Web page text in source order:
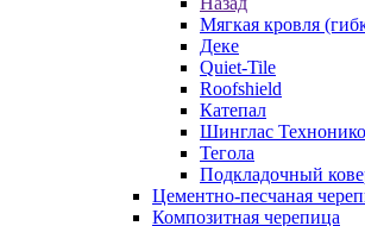
Мягкая кровля
Деке
Quiet-Tile
Roofshield
Катепал
Шинглас
Тегола
Подкладочный
Цементно-песчаная
Композитная черепица